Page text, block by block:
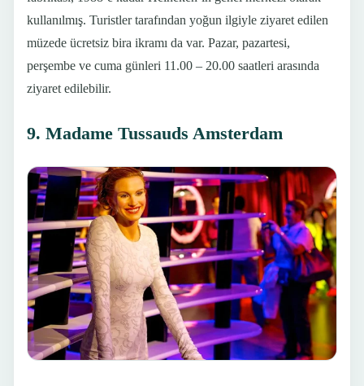
kullanılmış. Turistler tarafından yoğun ilgiyle ziyaret edilen
müzede ücretsiz bira ikramı da var. Pazar, pazartesi,
perşembe ve cuma günleri 11.00 – 20.00 saatleri arasında
ziyaret edilebilir.
9. Madame Tussauds Amsterdam